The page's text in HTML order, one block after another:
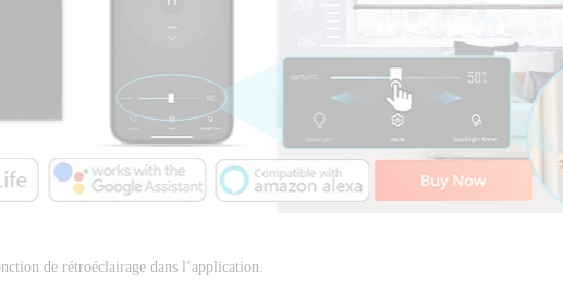
de rétroéclairage dans l’application.